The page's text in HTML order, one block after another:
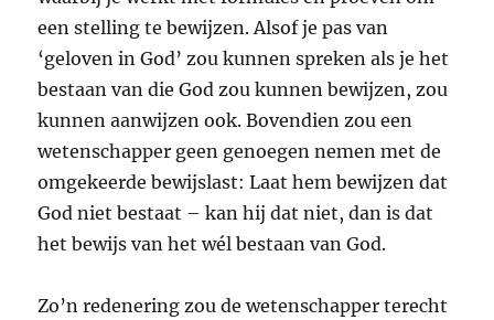
een stelling te bewijzen. Alsof je pas van
‘geloven in God’ zou kunnen spreken als je het
bestaan van die God zou kunnen bewijzen, zou
kunnen aanwijzen ook. Bovendien zou een
wetenschapper geen genoegen nemen met de
omgekeerde bewijslast: Laat hem bewijzen dat
God niet bestaat – kan hij dat niet, dan is dat
het bewijs van het wél bestaan van God.
Zo’n redenering zou de wetenschapper terecht